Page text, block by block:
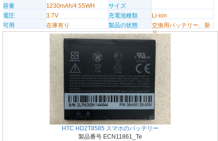
容量
1230mAh/4.55WH
サイズ
電圧
3.7V 充電池種類
Li-ion
可用
在庫有り 製品の状態
交換用バッテリー、新
品
HTC HD2T8585 スマホのバッテリー
製品番号 ECN11861_Te